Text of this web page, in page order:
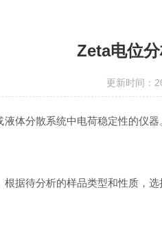
Zeta电位
更新时间
分散系统中电荷稳定性的仪器
待分析的样品类型和性质，选